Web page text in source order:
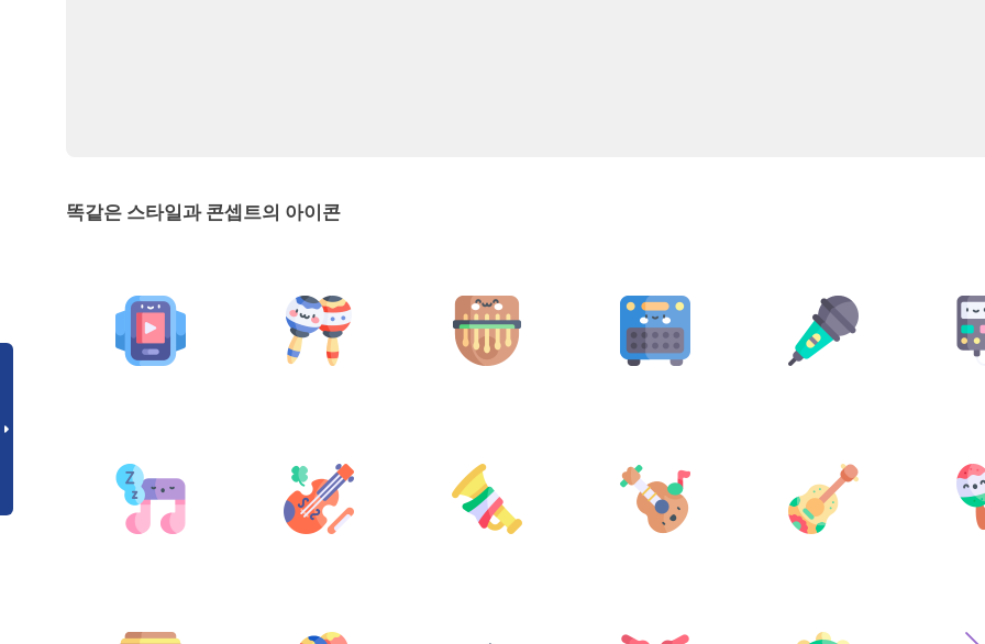
똑같은 스타일과 콘셉트의 아이콘